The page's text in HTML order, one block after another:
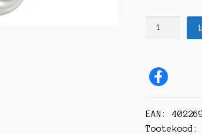
kogus
EAN:
Tootekood: